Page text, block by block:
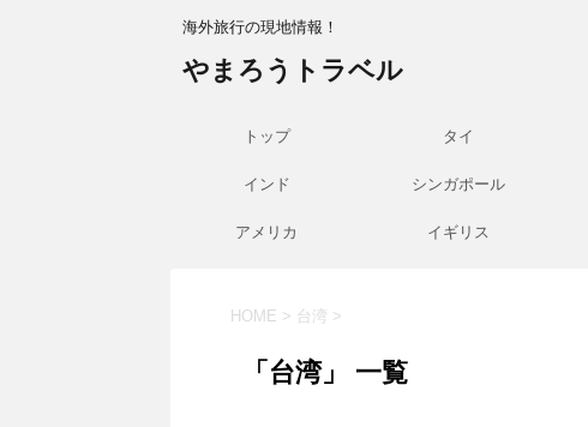
海外旅行の現地情報！
やまろうトラベル
トップ タイ
インド シンガポール
アメリカ イギリス
HOME > 台湾 >
「台湾」 一覧